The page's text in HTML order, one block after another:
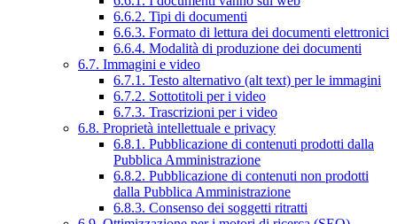
6.6.2. Tipi di documenti
6.6.3. Formato di lettura dei documenti elettronici
6.6.4. Modalità di produzione dei documenti
6.7. Immagini e video
6.7.1. Testo alternativo (alt text) per le immagini
6.7.2. Sottotitoli per i video
6.7.3. Trascrizioni per i video
6.8. Proprietà intellettuale e privacy
6.8.1. Pubblicazione di contenuti prodotti dalla
Pubblica Amministrazione
6.8.2. Pubblicazione di contenuti non prodotti
dalla Pubblica Amministrazione
6.8.3. Consenso dei soggetti ritratti